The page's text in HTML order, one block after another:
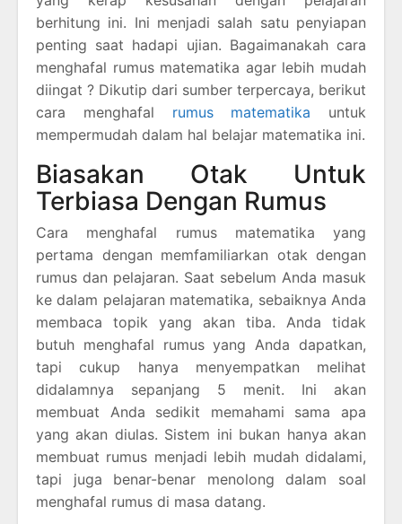
berhitung ini. Ini menjadi salah satu penyiapan
penting saat hadapi ujian. Bagaimanakah cara
menghafal rumus matematika agar lebih mudah
diingat ? Dikutip dari sumber terpercaya, berikut
cara menghafal rumus matematika untuk
mempermudah dalam hal belajar matematika ini.
Biasakan Otak Untuk
Terbiasa Dengan Rumus
Cara menghafal rumus matematika yang
pertama dengan memfamiliarkan otak dengan
rumus dan pelajaran. Saat sebelum Anda masuk
ke dalam pelajaran matematika, sebaiknya Anda
membaca topik yang akan tiba. Anda tidak
butuh menghafal rumus yang Anda dapatkan,
tapi cukup hanya menyempatkan melihat
didalamnya sepanjang 5 menit. Ini akan
membuat Anda sedikit memahami sama apa
yang akan diulas. Sistem ini bukan hanya akan
membuat rumus menjadi lebih mudah didalami,
tapi juga benar-benar menolong dalam soal
menghafal rumus di masa datang.